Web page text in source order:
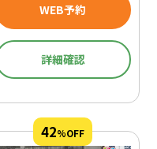
WEB予約
詳細確認
42%OFF